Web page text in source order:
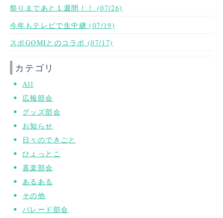
祭りまであと１週間！！ (07/26)
今年もテレビで生中継 (07/19)
スポGOMIとのコラボ (07/17)
カテゴリ
All
広報部会
グッズ部会
お知らせ
日々のできごと
ひょっとこ
喜楽部会
あるある
その他
パレード部会